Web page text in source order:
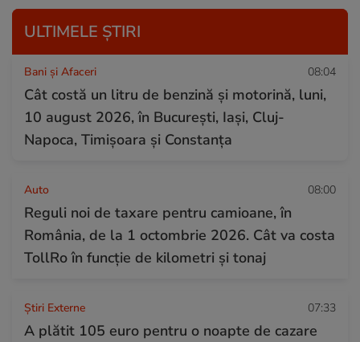
ULTIMELE ȘTIRI
Bani și Afaceri 08:04
Cât costă un litru de benzină și motorină, luni,
10 august 2026, în București, Iași, Cluj-
Napoca, Timișoara și Constanța
Auto 08:00
Reguli noi de taxare pentru camioane, în
România, de la 1 octombrie 2026. Cât va costa
TollRo în funcție de kilometri și tonaj
Știri Externe 07:33
A plătit 105 euro pentru o noapte de cazare